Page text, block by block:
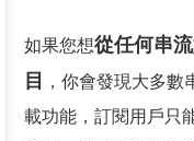
如果您想從任何串
目
，你會發現大多
載功能，訂閱用戶只